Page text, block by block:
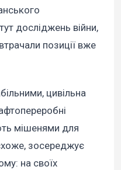
досліджень війни,
позиції вже
цивільна
мішенями для
зосереджує
на своїх